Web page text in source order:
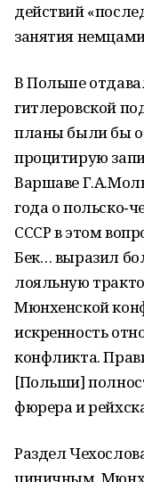
действий
занятия
В Польше
гитлеровской
планы были бы
процитирую
Варшаве
года о
СССР в этом
Бек… выразил
лояльную
Мюнхенской
искренность
конфликта.
[Польши]
фюрера и
Раздел